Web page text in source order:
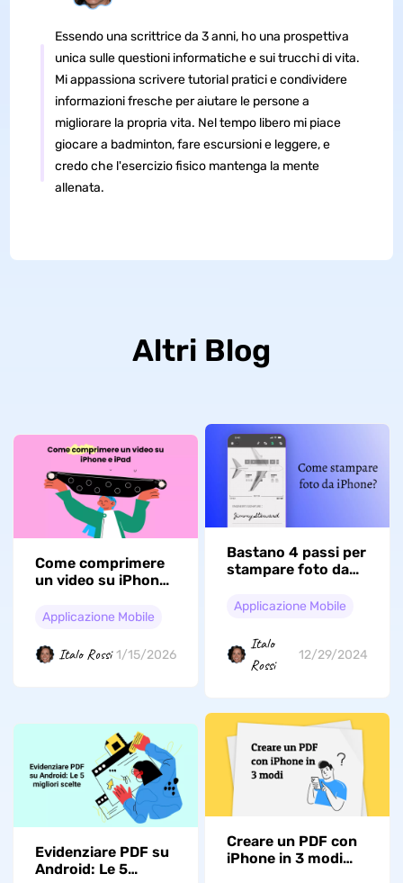
Essendo una scrittrice da 3 anni, ho una prospettiva
unica sulle questioni informatiche e sui trucchi di vita.
Mi appassiona scrivere tutorial pratici e condividere
informazioni fresche per aiutare le persone a
migliorare la propria vita. Nel tempo libero mi piace
giocare a badminton, fare escursioni e leggere, e
credo che l'esercizio fisico mantenga la mente
allenata.
Altri Blog
Come comprimere
un video su iPhone
tocchi (iOS 26
Applicazione Mobile
Italo Rossi 1/15/2026
Bastano 4 passi per
stampare foto da
con iOS 26)
Applicazione Mobile
Italo
Rossi
12/29/2024
Evidenziare PDF su
Android: Le 5
Creare un PDF con
iPhone in 3 modi